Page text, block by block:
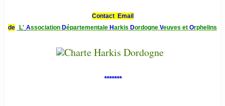
Contact Email
de
L' Association Départementale Harkis Dordogne Veuves et Orphelins
*******